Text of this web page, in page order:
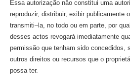
Essa autorização não constitui uma
reproduzir, distribuir, exibir publicamente
transmiti–la, no todo ou em parte, por
desses actos revogará imediatamente
permissão que tenham sido concedidos,
outros direitos ou recursos que o
possa ter.